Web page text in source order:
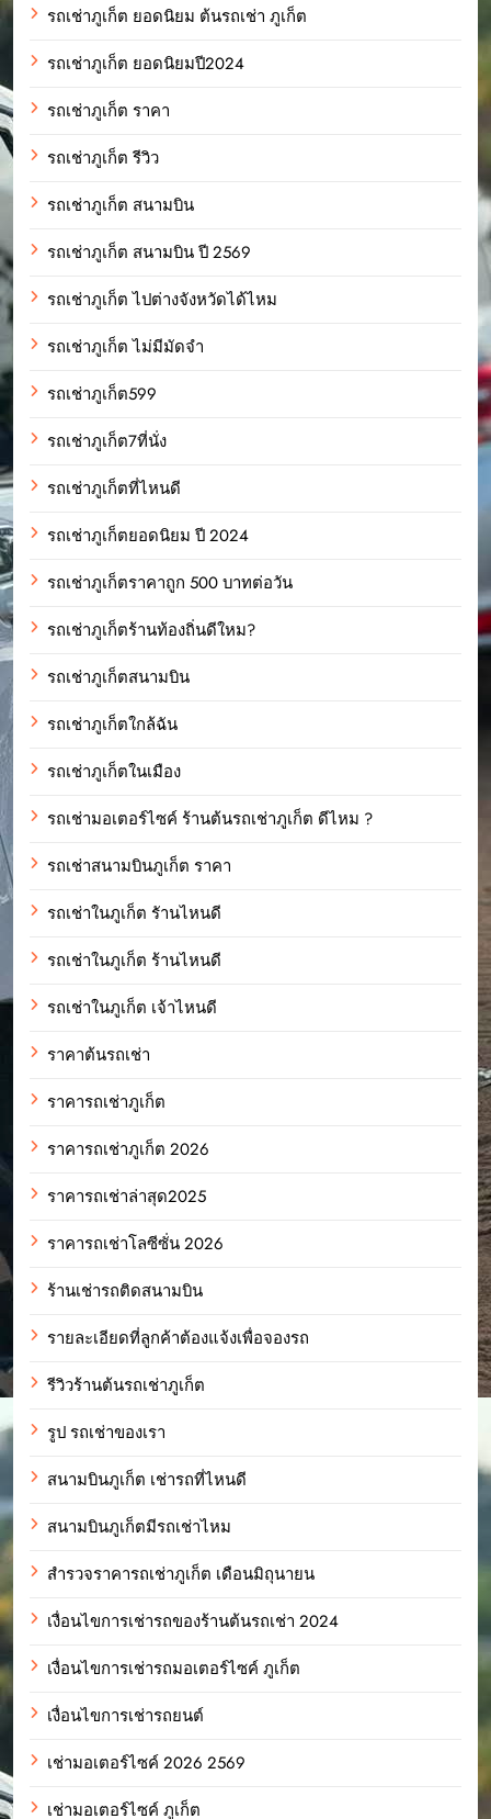
รถเช่าภูเก็ต ยอดนิยม ต้นรถเช่า ภูเก็ต
รถเช่าภูเก็ต ยอดนิยมปี2024
รถเช่าภูเก็ต ราคา
รถเช่าภูเก็ต รีวิว
รถเช่าภูเก็ต สนามบิน
รถเช่าภูเก็ต สนามบิน ปี 2569
รถเช่าภูเก็ต ไปต่างจังหวัดได้ไหม
รถเช่าภูเก็ต ไม่มีมัดจำ
รถเช่าภูเก็ต599
รถเช่าภูเก็ต7ที่นั่ง
รถเช่าภูเก็ตที่ไหนดี
รถเช่าภูเก็ตยอดนิยม ปี 2024
รถเช่าภูเก็ตราคาถูก 500 บาทต่อวัน
รถเช่าภูเก็ตร้านท้องถิ่นดีใหม?
รถเช่าภูเก็ตสนามบิน
รถเช่าภูเก็ตใกล้ฉัน
รถเช่าภูเก็ตในเมือง
รถเช่ามอเตอร์ไซค์ ร้านต้นรถเช่าภูเก็ต ดีไหม ?
รถเช่าสนามบินภูเก็ต ราคา
รถเช่าในภูเก็ต รัานไหนดี
รถเช่าในภูเก็ต ร้านไหนดี
รถเช่าในภูเก็ต เจ้าไหนดี
ราคาต้นรถเช่า
ราคารถเช่าภูเก็ต
ราคารถเช่าภูเก็ต 2026
ราคารถเช่าล่าสุด2025
ราคารถเช่าโลซีซั่น 2026
ร้านเช่ารถติดสนามบิน
รายละเอียดที่ลูกค้าต้องแจ้งเพื่อจองรถ
รีวิวร้านต้นรถเช่าภูเก็ต
รูป รถเช่าของเรา
สนามบินภูเก็ต เช่ารถที่ไหนดี
สนามบินภูเก็ตมีรถเช่าไหม
สำรวจราคารถเช่าภูเก็ต เดือนมิถุนายน
เงื่อนไขการเช่ารถของร้านต้นรถเช่า 2024
เงื่อนไขการเช่ารถมอเตอร์ไซค์ ภูเก็ต
เงื่อนไขการเช่ารถยนต์
เช่ามอเตอร์ไซค์ 2026 2569
เช่ามอเตอร์ไซค์ ภูเก็ต